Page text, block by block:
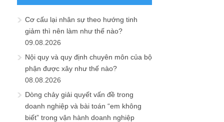
Cơ cấu lại nhân sự theo hướng tinh
giảm thì nên làm như thế nào?
09.08.2026
Nội quy và quy định chuyên môn của bộ
phận được xây như thế nào?
08.08.2026
Dòng chảy giải quyết vấn đề trong
doanh nghiệp và bài toán “em không
biết” trong vận hành doanh nghiệp